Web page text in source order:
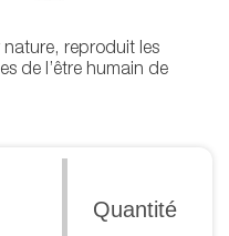
Quantité
reproduit les
de l’être humain de